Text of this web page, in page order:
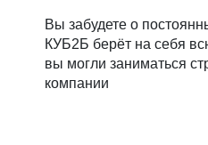
Вы забудете о
КУБ2Б берёт на себя
вы могли заниматься
компании